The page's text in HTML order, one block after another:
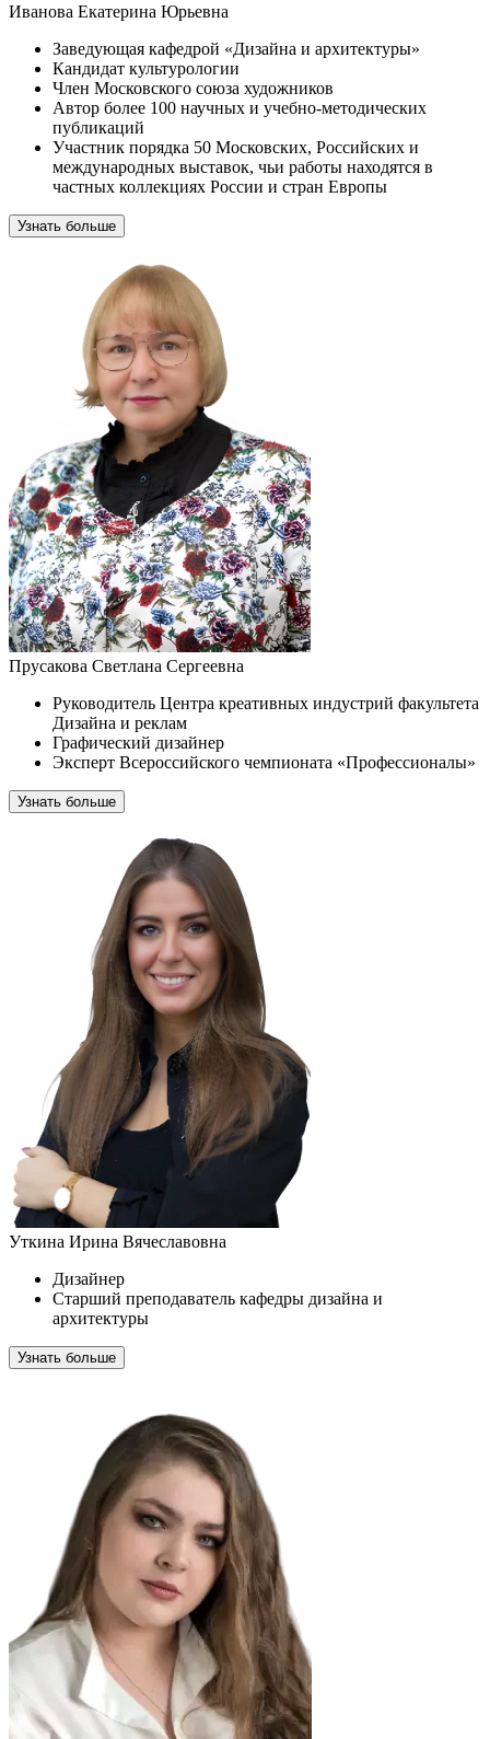
Иванова Екатерина Юрьевна
Заведующая кафедрой «Дизайна и архитектуры»
Кандидат культурологии
Член Московского союза художников
Автор более 100 научных и учебно-методических
публикаций
Участник порядка 50 Московских, Российских и
международных выставок, чьи работы находятся в
частных коллекциях России и стран Европы
Узнать больше
Прусакова Светлана Сергеевна
Руководитель Центра креативных индустрий факультета
Дизайна и реклам
Графический дизайнер
Эксперт Всероссийского чемпионата «Профессионалы»
Узнать больше
Уткина Ирина Вячеславовна
Дизайнер
Старший преподаватель кафедры дизайна и
архитектуры
Узнать больше